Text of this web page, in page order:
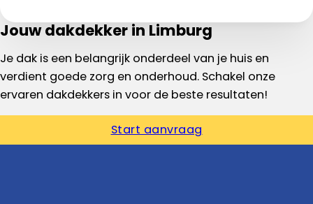
Jouw dakdekker in Limburg
Je dak is een belangrijk onderdeel van je huis en
verdient goede zorg en onderhoud. Schakel onze
ervaren dakdekkers in voor de beste resultaten!
Start aanvraag